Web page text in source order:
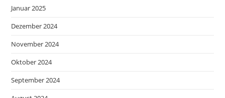
Januar 2025
Dezember 2024
November 2024
Oktober 2024
September 2024